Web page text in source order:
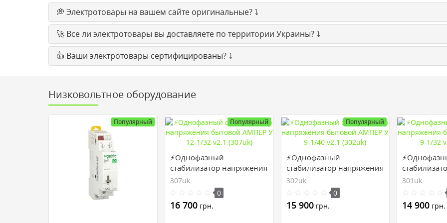
💭 Электротовары на вашем сайте оригинальные? ⤵️
🚀 Все ли электротовары вы доставляете по территории Украины? ⤵️
👍 Ваши электротовары сертифицированы? ⤵️
Низковольтное оборудование
Популярный Популярный
⚡Однофазный
стабилизатор напряжения
бытовой АМПЕР У 12-1/32
307uk
0
16 700грн.
Популярный
⚡Однофазный
стабилизатор напряжения
бытовой АМПЕР У 9-1/40
302uk
0
15 900грн.
бытовой
301uk
14 900 грн.